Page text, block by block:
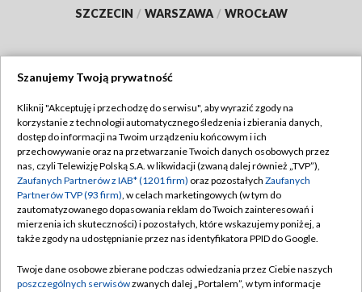
SZCZECIN / WARSZAWA / WROCŁAW
TVP
Abonament TVP
Emisja w TVP
Centrum informacji TVP
Naziemna Telewizja Cyfrowa
Rada Programowa
Regulamin TVP
Polityka prywatności
Moje zgody
Pomoc
Kontakt
Szanujemy Twoją prywatność
Kliknij "Akceptuję i przechodzę do serwisu", aby wyrazić zgody na
korzystanie z technologii automatycznego śledzenia i zbierania danych,
dostęp do informacji na Twoim urządzeniu końcowym i ich
przechowywanie oraz na przetwarzanie Twoich danych osobowych przez
nas, czyli Telewizję Polską S.A. w likwidacji (zwaną dalej również „TVP”),
Zaufanych Partnerów z IAB* (1201 firm) oraz pozostałych Zaufanych
Partnerów TVP (93 firm), w celach marketingowych (w tym do
zautomatyzowanego dopasowania reklam do Twoich zainteresowań i
mierzenia ich skuteczności) i pozostałych, które wskazujemy poniżej, a
także zgody na udostępnianie przez nas identyfikatora PPID do Google.
Twoje dane osobowe zbierane podczas odwiedzania przez Ciebie naszych
poszczególnych serwisówzwanych dalej „Portalem”, w tym informacje